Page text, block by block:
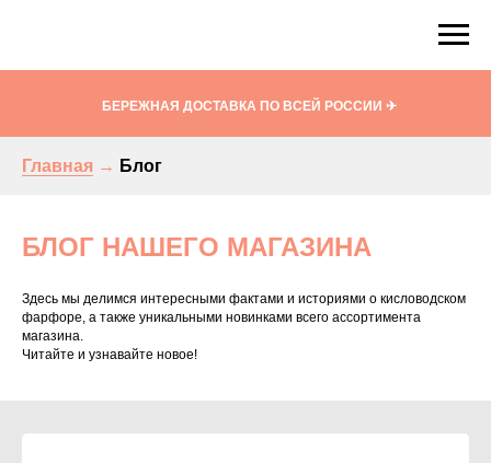
БЕРЕЖНАЯ ДОСТАВКА ПО ВСЕЙ РОССИИ ✈
Главная → Блог
БЛОГ НАШЕГО МАГАЗИНА
Здесь мы делимся интересными фактами и историями о кисловодском
фарфоре, а также уникальными новинками всего ассортимента
магазина.
Читайте и узнавайте новое!